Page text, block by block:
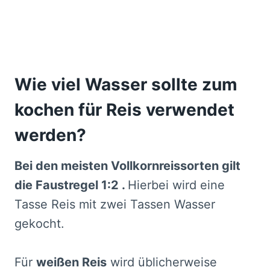
Wie viel Wasser sollte zum
kochen für Reis verwendet
werden?
Bei den meisten Vollkornreissorten gilt
die Faustregel 1:2 . Hierbei wird eine
Tasse Reis mit zwei Tassen Wasser
gekocht.
Für weißen Reis wird üblicherweise